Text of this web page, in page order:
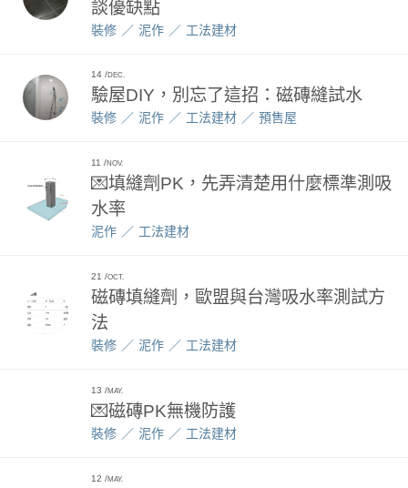
談優缺點
裝修 泥作 工法建材
14 DEC.
驗屋DIY，別忘了這招：磁磚縫試水
裝修 泥作 工法建材 預售屋
11 NOV.
💌填縫劑PK，先弄清楚用什麼標準測吸
水率
泥作 工法建材
21 OCT.
磁磚填縫劑，歐盟與台灣吸水率測試方
法
裝修 泥作 工法建材
13 MAY.
💌磁磚PK無機防護
裝修 泥作 工法建材
12 MAY.